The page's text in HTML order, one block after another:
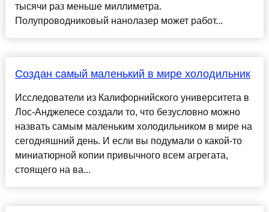
тысячи раз меньше миллиметра.
Полупроводниковый нанолазер может работ...
Создан самый маленький в мире холодильник
Исследователи из Калифорнийского университета в
Лос-Анджелесе создали то, что безусловно можно
назвать самым маленьким холодильником в мире на
сегодняшний день. И если вы подумали о какой-то
миниатюрной копии привычного всем агрегата,
стоящего на ва...